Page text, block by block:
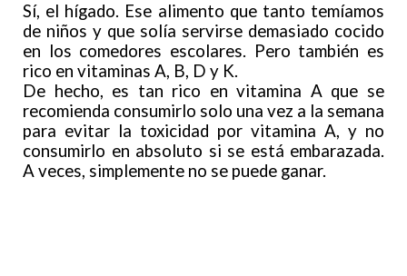
Sí, el hígado. Ese alimento que tanto temíamos
de niños y que solía servirse demasiado cocido
en los comedores escolares. Pero también es
rico en vitaminas A, B, D y K.
De hecho, es tan rico en vitamina A que se
recomienda consumirlo solo una vez a la semana
para evitar la toxicidad por vitamina A, y no
consumirlo en absoluto si se está embarazada.
A veces, simplemente no se puede ganar.